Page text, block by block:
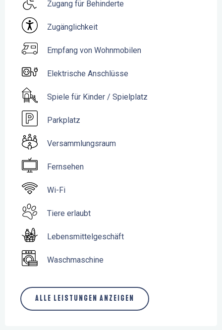
Zugang für Behinderte
Zugänglichkeit
Empfang von Wohnmobilen
Elektrische Anschlüsse
Spiele für Kinder / Spielplatz
Parkplatz
Versammlungsraum
Fernsehen
Wi-Fi
Tiere erlaubt
Lebensmittelgeschäft
Waschmaschine
ALLE LEISTUNGEN ANZEIGEN